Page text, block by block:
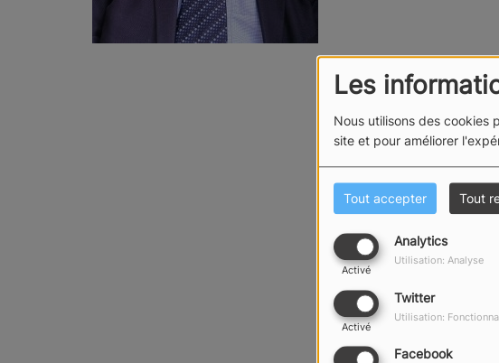
Les
Nous utilisons des cookies
site et pour améliorer
Tout accepter Tout
Analytics
Activé
Utilisation: Analyse
Twitter
Activé
Utilisation:
Facebook